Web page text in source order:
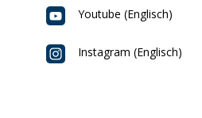
Youtube (Englisch)
Instagram (Englisch)